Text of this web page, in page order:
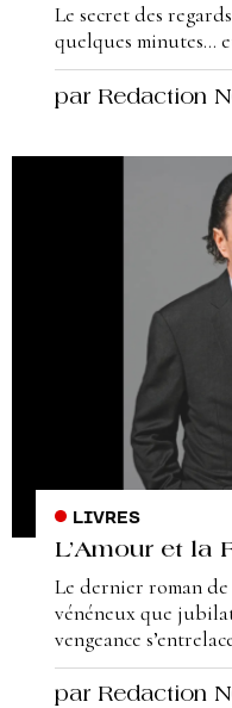
Le secret des
quelques minutes…
par Redaction
LIVRES
L’Amour et la
Le dernier roman
vénéneux que
vengeance
par Redaction